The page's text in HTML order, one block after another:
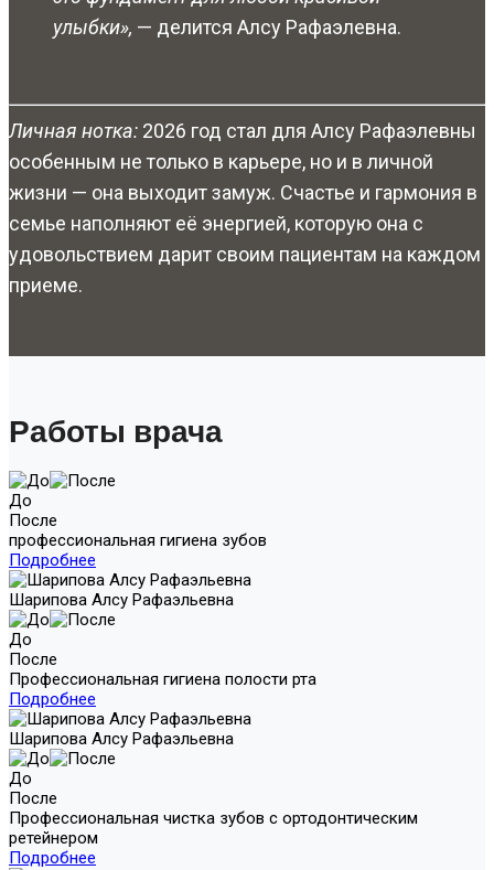
улыбки», — делится Алсу Рафаэлевна.
Личная нотка: 2026 год стал для Алсу Рафаэлевны
особенным не только в карьере, но и в личной
жизни — она выходит замуж. Счастье и гармония в
семье наполняют её энергией, которую она с
удовольствием дарит своим пациентам на каждом
приеме.
Работы врача
До
После
профессиональная гигиена зубов
Подробнее
Шарипова Алсу Рафаэльевна
До
После
Профессиональная гигиена полости рта
Подробнее
Шарипова Алсу Рафаэльевна
До
После
Профессиональная чистка зубов с ортодонтическим
ретейнером
Подробнее